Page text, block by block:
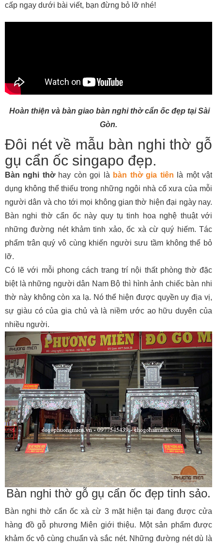
cấp ngay dưới bài viết, bạn đừng bỏ lỡ nhé!
Hoàn thiện và bàn giao bàn nghi thờ cẩn ốc đẹp tại Sài
Gòn.
Đôi nét về mẫu bàn nghi thờ gỗ
gụ cẩn ốc singapo đẹp.
Bàn nghi thờhay còn gọi là bàn thờ gia tiên là một vật
dụng không thể thiếu trong những ngôi nhà cổ xưa của mỗi
người dân và cho tới mọi không gian thờ hiện đại ngày nay.
Bàn nghi thờ cẩn ốc này quy tụ tinh hoa nghệ thuật với
những đường nét khảm tinh xảo, ốc xà cừ quý hiếm. Tác
phẩm trân quý vô cùng khiến người sưu tầm không thể bỏ
lỡ.
Có lẽ với mỗi phong cách trang trí nội thất phòng thờ đặc
biệt là những người dân Nam Bộ thì hình ảnh chiếc bàn nhi
thờ này không còn xa lạ. Nó thể hiện được quyền uy địa vị,
sự giàu có của gia chủ và là niềm ước ao hữu duyên của
nhiều người.
Bàn nghi thờ gỗ gụ cẩn ốc đẹp tinh sảo.
Bàn nghi thờ cẩn ốc xà cừ 3 mặt hiện tại đang được cửa
hàng đồ gỗ phương Miên giới thiệu. Một sản phẩm được
khảm ốc vô cùng chuẩn và sắc nét. Những đường nét dù là